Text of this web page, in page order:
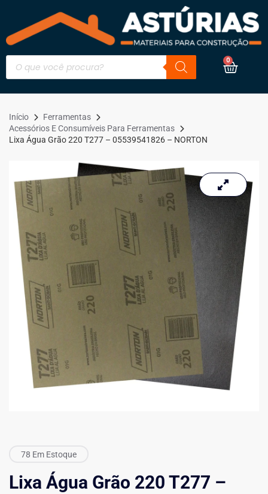
0
Início
Ferramentas
Acessórios E Consumíveis Para Ferramentas
Lixa Água Grão 220 T277 – 05539541826 – NORTON
78 Em Estoque
Lixa Água Grão 220 T277 –